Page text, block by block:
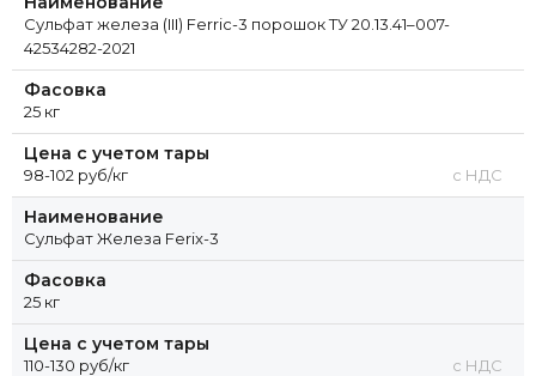
Сульфат железа (III) Ferric-3 порошок ТУ 20.13.41–007-
42534282-2021
Фасовка
25 кг
Цена с учетом тары
98-102 руб/кг с НДС
Наименование
Сульфат Железа Ferix-3
Фасовка
25 кг
Цена с учетом тары
110-130 руб/кг с НДС